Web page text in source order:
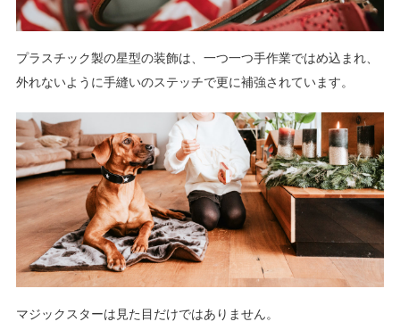
プラスチック製の星型の装飾は、一つ一つ手作業ではめ込まれ、
外れないように手縫いのステッチで更に補強されています。
マジックスターは見た目だけではありません。